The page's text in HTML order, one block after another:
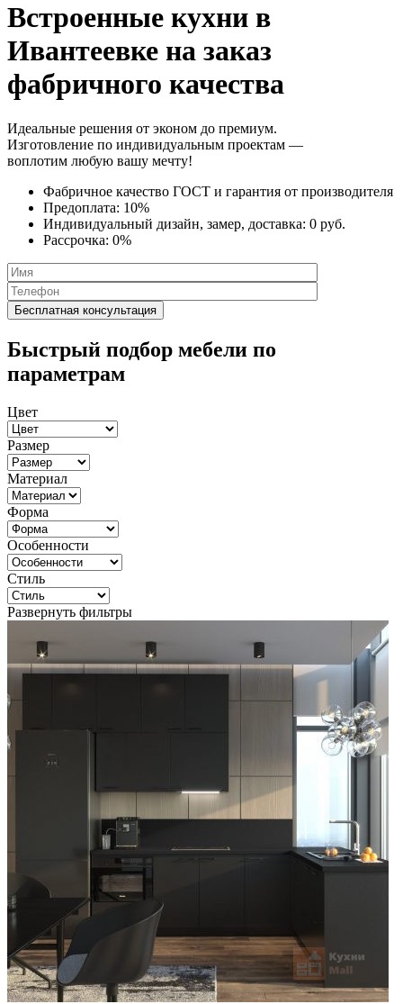
Встроенные кухни в
Ивантеевке на заказ
фабричного качества
Идеальные решения от эконом до премиум.
Изготовление по индивидуальным проектам —
воплотим любую вашу мечту!
Фабричное качество ГОСТ и гарантия от производителя
Предоплата: 10%
Индивидуальный дизайн, замер, доставка: 0 руб.
Рассрочка: 0%
Быстрый подбор мебели по
параметрам
Цвет
Размер
Материал
Форма
Особенности
Стиль
Развернуть фильтры